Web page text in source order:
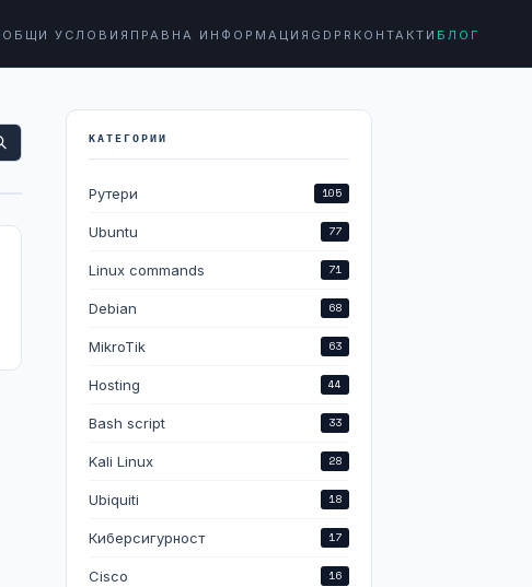
ОБЩИ УСЛОВИЯ ПРАВНА ИНФОРМАЦИЯ GDPR КОНТАКТИ БЛОГ
КАТЕГОРИИ
Рутери 105
Ubuntu 77
Linux commands 71
Debian 68
MikroTik 63
Hosting 44
Bash script 33
Kali Linux 28
Ubiquiti 18
Киберсигурност 17
Cisco 16